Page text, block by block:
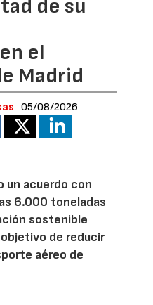
de su
el
Madrid
05/08/2026
un acuerdo con
6.000 toneladas
sostenible
de reducir
aéreo de